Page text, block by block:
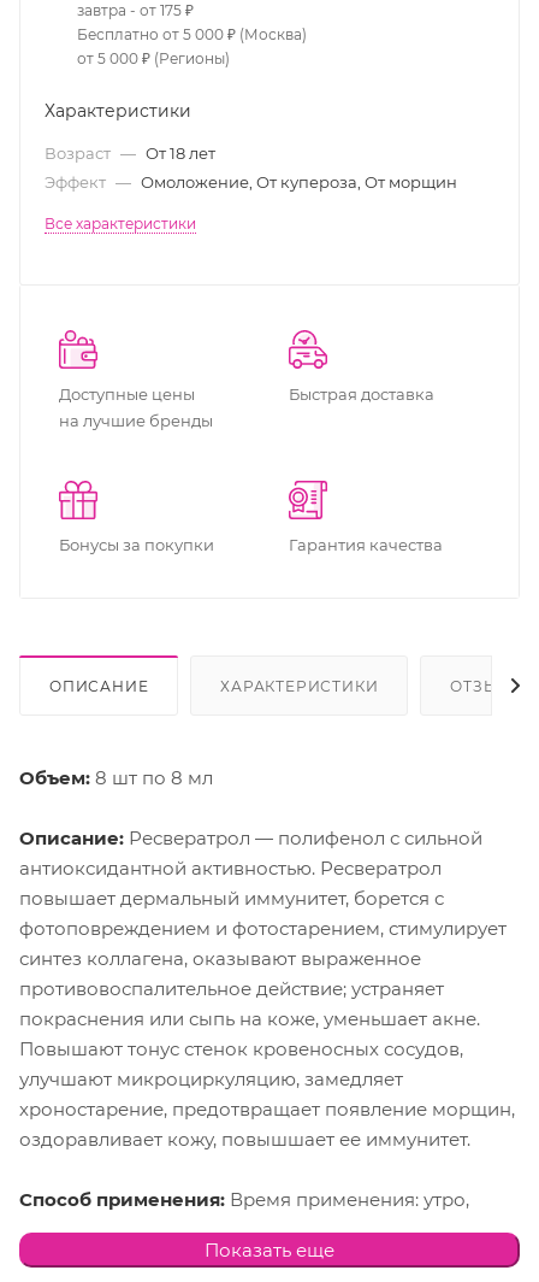
завтра - от 175 ₽
Бесплатно от 5 000 ₽ (Москва)
от 5 000 ₽ (Регионы)
Характеристики
Возраст — От 18 лет
Эффект — Омоложение, От купероза, От морщин
Все характеристики
Доступные цены
на лучшие бренды
Быстрая доставка
Бонусы за покупки Гарантия качества
ОПИСАНИЕ ХАРАКТЕРИСТИКИ ОТЗЫВЫ
Объем: 8 шт по 8 мл
Описание: Ресвератрол — полифенол с сильной
антиоксидантной активностью. Ресвератрол
повышает дермальный иммунитет, борется с
фотоповреждением и фотостарением, стимулирует
синтез коллагена, оказывают выраженное
противовоспалительное действие; устраняет
покраснения или сыпь на коже, уменьшает акне.
Повышают тонус стенок кровеносных сосудов,
улучшают микроциркуляцию, замедляет
хроностарение, предотвращает появление морщин,
оздоравливает кожу, повышшает ее иммунитет.
Способ применения: Время применения: утро,
вечер.
1 способ как самостоятельное средство: 2–4 капли
Показать еще